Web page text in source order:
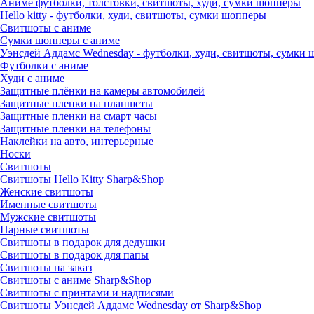
Аниме футболки, толстовки, свитшоты, худи, сумки шопперы
Hello kitty - футболки, худи, свитшоты, сумки шопперы
Свитшоты с аниме
Сумки шопперы с аниме
Уэнсдей Аддамс Wednesday - футболки, худи, свитшоты, сумки
Футболки с аниме
Худи с аниме
Защитные плёнки на камеры автомобилей
Защитные пленки на планшеты
Защитные пленки на смарт часы
Защитные пленки на телефоны
Наклейки на авто, интерьерные
Носки
Свитшоты
Cвитшоты Hello Kitty Sharp&Shop
Женские свитшоты
Именные свитшоты
Мужские свитшоты
Парные свитшоты
Свитшоты в подарок для дедушки
Свитшоты в подарок для папы
Свитшоты на заказ
Свитшоты с аниме Sharp&Shop
Свитшоты с принтами и надписями
Свитшоты Уэнсдей Аддамс Wednesday от Sharp&Shop